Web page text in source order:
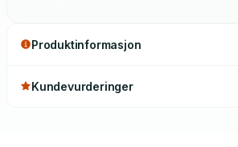
Produktinformasjon
Kundevurderinger